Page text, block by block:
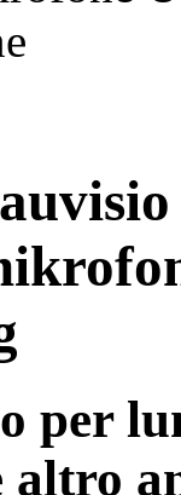
per
altro